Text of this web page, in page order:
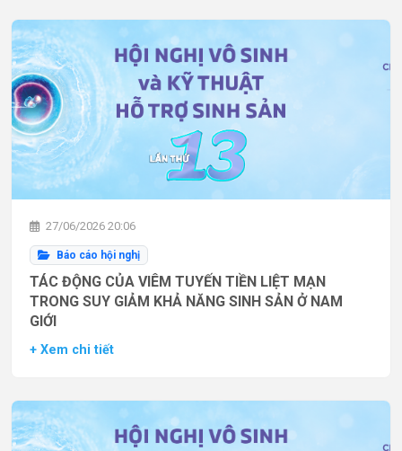
27/06/2026 20:06
Báo cáo hội nghị
TÁC ĐỘNG CỦA VIÊM TUYẾN TIỀN LIỆT MẠN
TRONG SUY GIẢM KHẢ NĂNG SINH SẢN Ở NAM
GIỚI
+ Xem chi tiết